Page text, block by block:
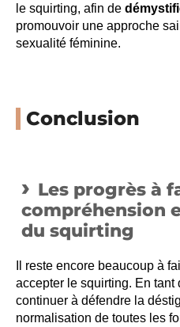
le squirting, afin de
promouvoir une approche
sexualité féminine.
Conclusion
Les progrès à
compréhension
du squirting
Il reste encore beaucoup à
accepter le squirting. En
continuer à défendre la
normalisation de toutes les